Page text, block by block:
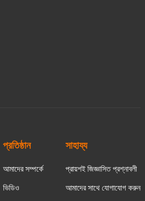
প্রতিষ্ঠান
আমাদের সম্পর্কে
ভিডিও
সাহায্য
প্রায়শই জিজ্ঞাসিত প্রশ্নাবলী
আমাদের সাথে যোগাযোগ করুন